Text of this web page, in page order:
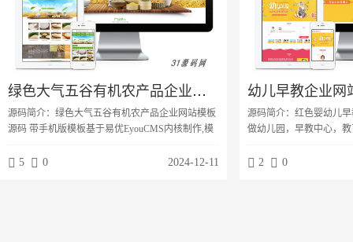
绿色大气五谷有机农产品企业网站模板源码 带手机版
源码简介：绿色大气五谷有机农产品企业网站模板
源码 带手机版模板基于易优EyouCMS内核制作,模
示截图：
2024-12-11
5 0
源码简介：红色婴幼儿
做幼儿园，早教中心，
统、函数系统、极方便
2 0